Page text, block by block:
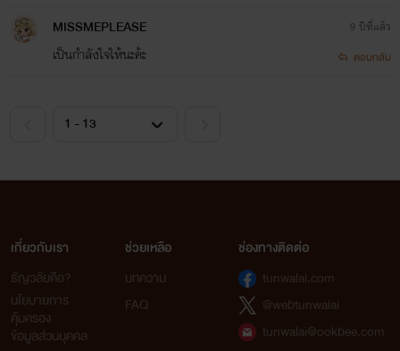
MISSMEPLEASE
เป็นกำลังใจให้นะค้ะ
9 ปีที่แล้ว
ตอบกลับ
เกี่ยวกับเรา
ธัญวลัยคือ?
นโยบายการ
คุ้มครอง
ข้อมูลส่วนบุคคล
ช่วยเหลือ
บทความ
FAQ
ช่องทางติดต่อ
tunwalai.com
@webtunwalai
tunwalai@ookbee.com